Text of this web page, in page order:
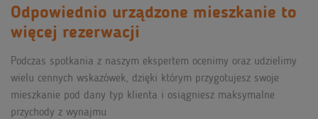
Odpowiednio urządzone mieszkanie to
więcej rezerwacji
Podczas spotkania z naszym ekspertem ocenimy oraz udzielimy
wielu cennych wskazówek, dzięki którym przygotujesz swoje
mieszkanie pod dany typ klienta i osiągniesz maksymalne
przychody z wynajmu